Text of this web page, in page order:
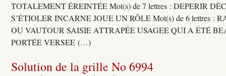
TOTALEMENT ÉREINTÉE Mot(s) de 7 lettres : DEPERIR
S’ÉTIOLER INCARNE JOUE UN RÔLE Mot(s) de 6 lettres :
OU VAUTOUR SAISIE ATTRAPÉE USAGEE QUI A ÉTÉ
PORTÉE VERSEE (…)
Solution de la grille No 6994